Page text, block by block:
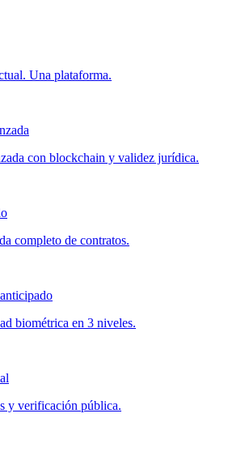
Una plataforma.
con blockchain y validez jurídica.
completo de contratos.
biométrica en 3 niveles.
y verificación pública.